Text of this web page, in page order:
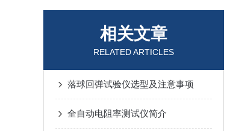
相关文章
RELATED ARTICLES
落球回弹试验仪选型及注意事项
全自动电阻率测试仪简介